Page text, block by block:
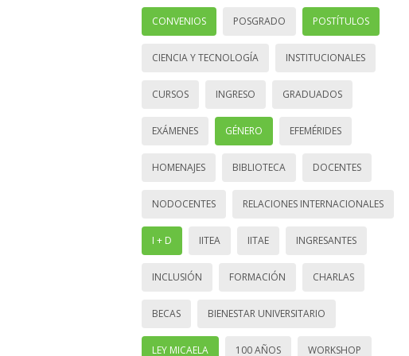
CONVENIOS POSGRADO POSTÍTULOS
CIENCIA Y TECNOLOGÍA INSTITUCIONALES
CURSOS INGRESO GRADUADOS
EXÁMENES GÉNERO EFEMÉRIDES
HOMENAJES BIBLIOTECA DOCENTES
NODOCENTES RELACIONES INTERNACIONALES
I + D IITEA IITAE INGRESANTES
INCLUSIÓN FORMACIÓN CHARLAS
BECAS BIENESTAR UNIVERSITARIO
LEY MICAELA 100 AÑOS WORKSHOP